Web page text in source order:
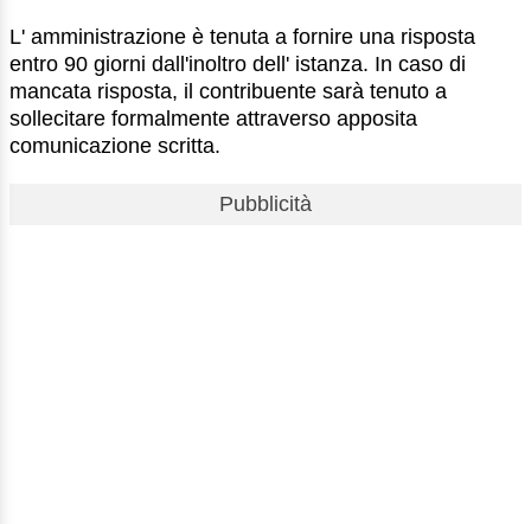
L' amministrazione è tenuta a fornire una risposta
entro 90 giorni dall'inoltro dell' istanza. In caso di
mancata risposta, il contribuente sarà tenuto a
sollecitare formalmente attraverso apposita
comunicazione scritta.
Pubblicità